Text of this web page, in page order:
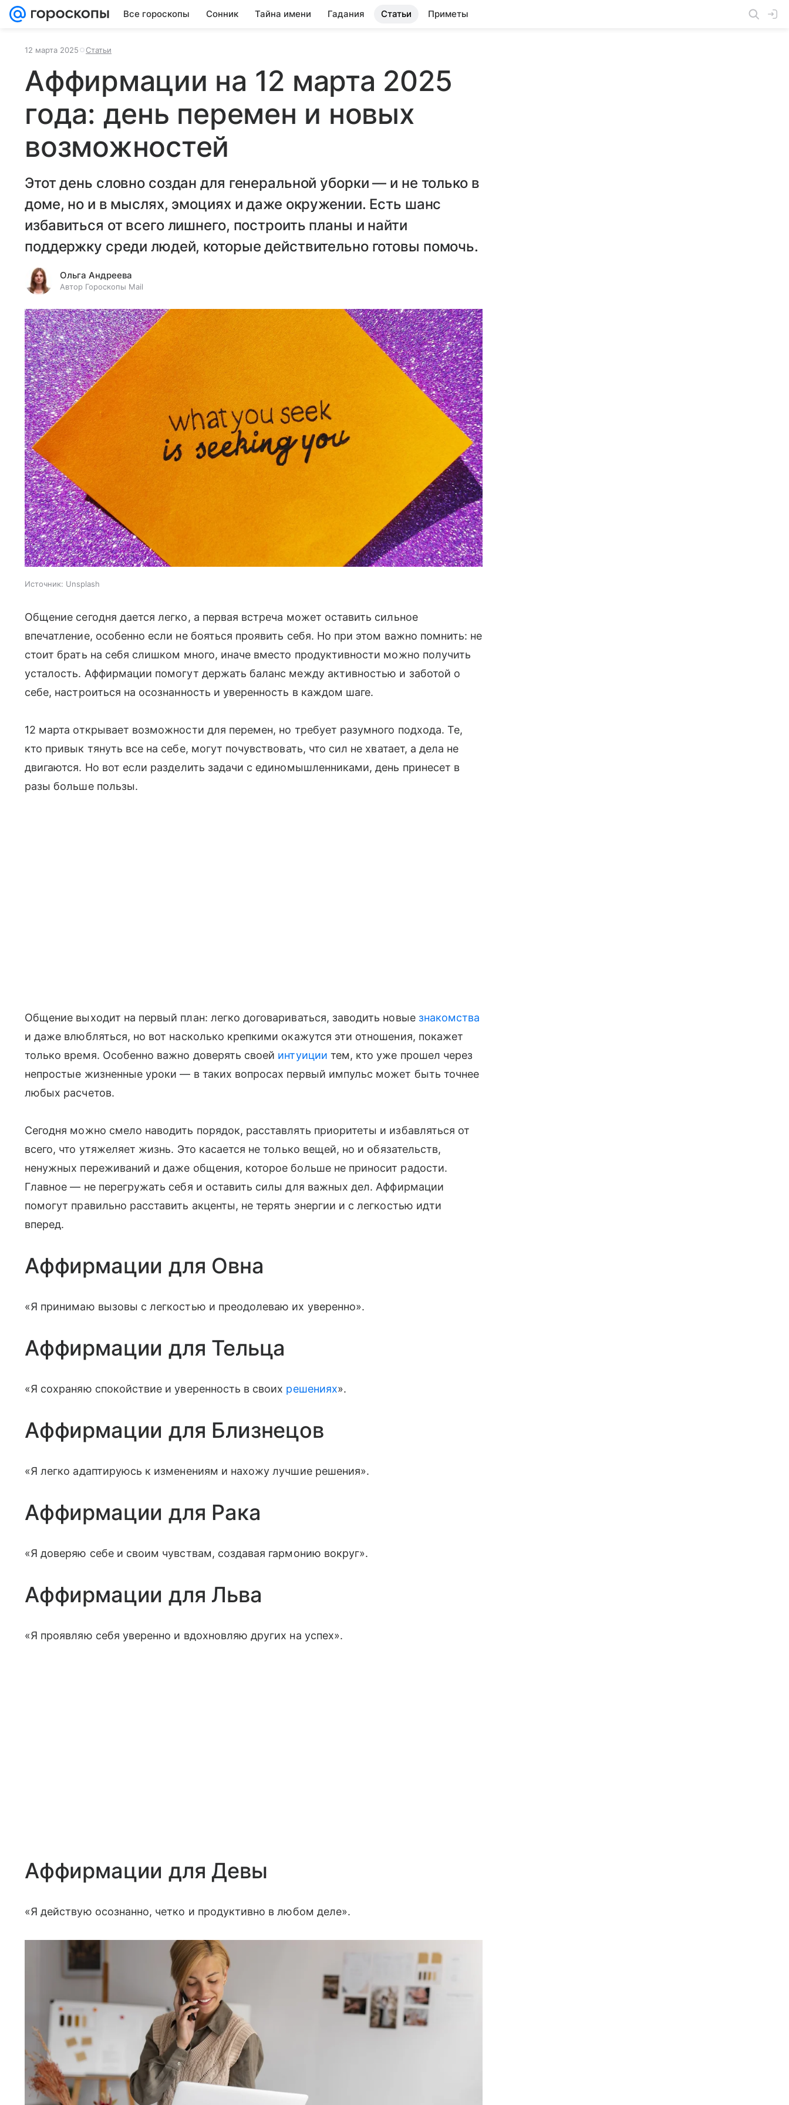
Все гороскопы Сонник Тайна имени Гадания Статьи Приметы
12 марта 2025 Статьи
Аффирмации на 12 марта 2025
года: день перемен и новых
возможностей
Этот день словно создан для генеральной уборки — и не только в
доме, но и в мыслях, эмоциях и даже окружении. Есть шанс
избавиться от всего лишнего, построить планы и найти
поддержку среди людей, которые действительно готовы помочь.
Ольга Андреева
Автор Гороскопы Mail
Источник: Unsplash
Общение сегодня дается легко, а первая встреча может оставить сильное
впечатление, особенно если не бояться проявить себя. Но при этом важно помнить: не
стоит брать на себя слишком много, иначе вместо продуктивности можно получить
усталость. Аффирмации помогут держать баланс между активностью и заботой о
себе, настроиться на осознанность и уверенность в каждом шаге.
12 марта открывает возможности для перемен, но требует разумного подхода. Те,
кто привык тянуть все на себе, могут почувствовать, что сил не хватает, а дела не
двигаются. Но вот если разделить задачи с единомышленниками, день принесет в
разы больше пользы.
Общение выходит на первый план: легко договариваться, заводить новые знакомства
и даже влюбляться, но вот насколько крепкими окажутся эти отношения, покажет
только время. Особенно важно доверять своей интуиции тем, кто уже прошел через
непростые жизненные уроки — в таких вопросах первый импульс может быть точнее
любых расчетов.
Сегодня можно смело наводить порядок, расставлять приоритеты и избавляться от
всего, что утяжеляет жизнь. Это касается не только вещей, но и обязательств,
ненужных переживаний и даже общения, которое больше не приносит радости.
Главное — не перегружать себя и оставить силы для важных дел. Аффирмации
помогут правильно расставить акценты, не терять энергии и с легкостью идти
вперед.
Аффирмации для Овна
«Я принимаю вызовы с легкостью и преодолеваю их уверенно».
Аффирмации для Тельца
«Я сохраняю спокойствие и уверенность в своих решениях».
Аффирмации для Близнецов
«Я легко адаптируюсь к изменениям и нахожу лучшие решения».
Аффирмации для Рака
«Я доверяю себе и своим чувствам, создавая гармонию вокруг».
Аффирмации для Льва
«Я проявляю себя уверенно и вдохновляю других на успех».
Аффирмации для Девы
«Я действую осознанно, четко и продуктивно в любом деле».